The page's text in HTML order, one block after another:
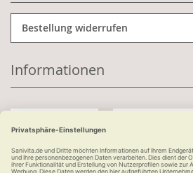
Bestellung widerrufen
Informationen